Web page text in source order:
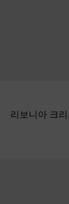
리보니아 크